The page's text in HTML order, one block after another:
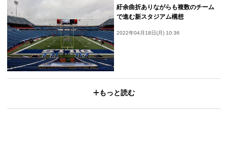
紆余曲折ありながらも複数のチーム
で進む新スタジアム構想
2022年04月18日(月) 10:36
もっと読む